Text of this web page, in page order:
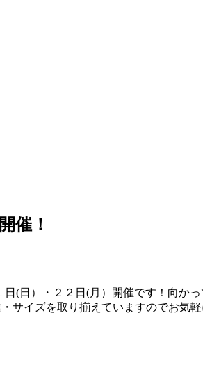
催！
）・２２日(月）開催です！向かっ
イズを取り揃えていますのでお気